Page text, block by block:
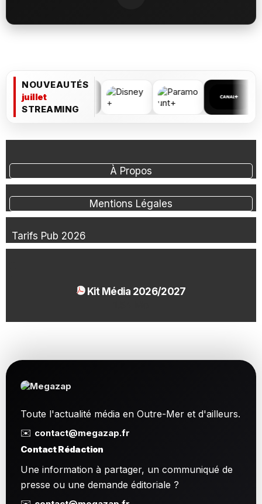
NOUVEAUTÉS
juillet
STREAMING
À Propos
Mentions Légales
Tarifs Pub 2026
Kit Média 2026/2027
Toute l'actualité média en Outre-Mer et d'ailleurs.
✉️ contact@megazap.fr
Contact Rédaction
Une information à partager, un communiqué de
presse ou une demande éditoriale ?